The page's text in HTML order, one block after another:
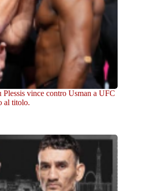
vince contro Usman a UFC
al titolo.